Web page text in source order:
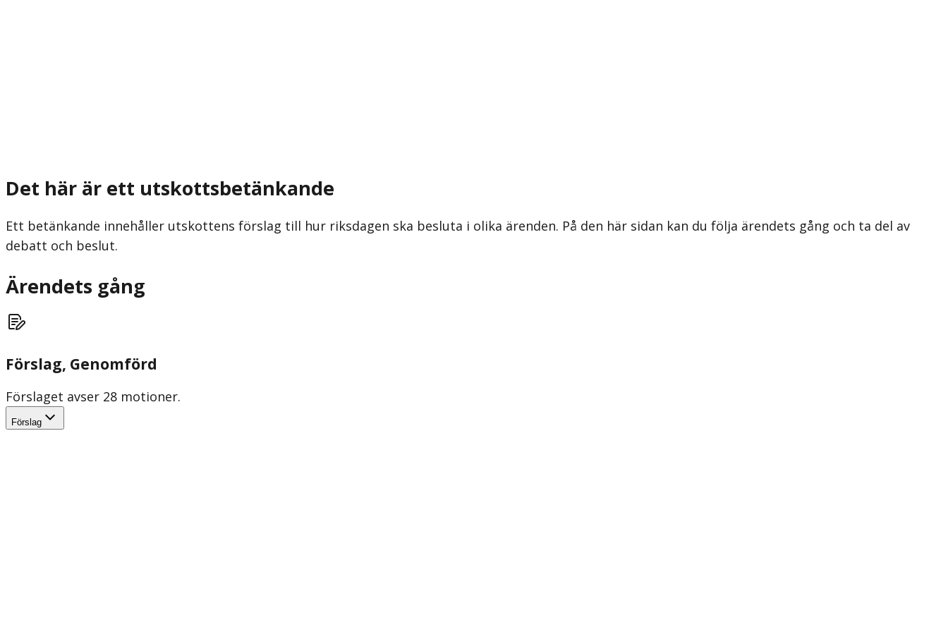
Det här är ett utskottsbetänkande
Ett betänkande innehåller utskottens förslag till hur riksdagen ska besluta i olika ärenden. På den här sidan kan du följa ärendets gång och ta del av
debatt och beslut.
Ärendets gång
Förslag, Genomförd
Förslaget avser 28 motioner.
Förslag